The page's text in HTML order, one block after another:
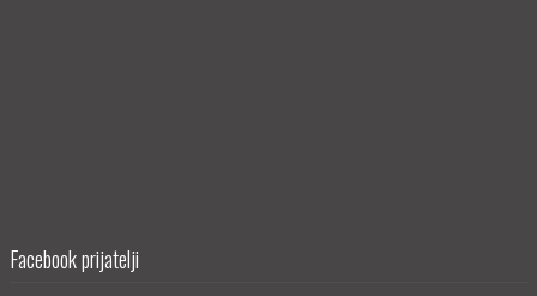
Facebook prijatelji